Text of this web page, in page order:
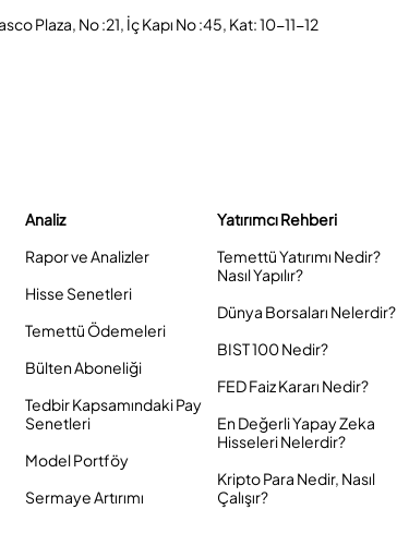
Plaza, No :21, İç Kapı No :45, Kat: 10-11-12
Analiz
Rapor ve Analizler
Hisse Senetleri
Temettü Ödemeleri
Bülten Aboneliği
Tedbir Kapsamındaki Pay
Senetleri
Model Portföy
Sermaye Artırımı
Yatırımcı Rehberi
Temettü Yatırımı Nedir?
Nasıl Yapılır?
Dünya Borsaları Nelerdir?
BIST 100 Nedir?
FED Faiz Kararı Nedir?
En Değerli Yapay Zeka
Hisseleri Nelerdir?
Kripto Para Nedir, Nasıl
Çalışır?